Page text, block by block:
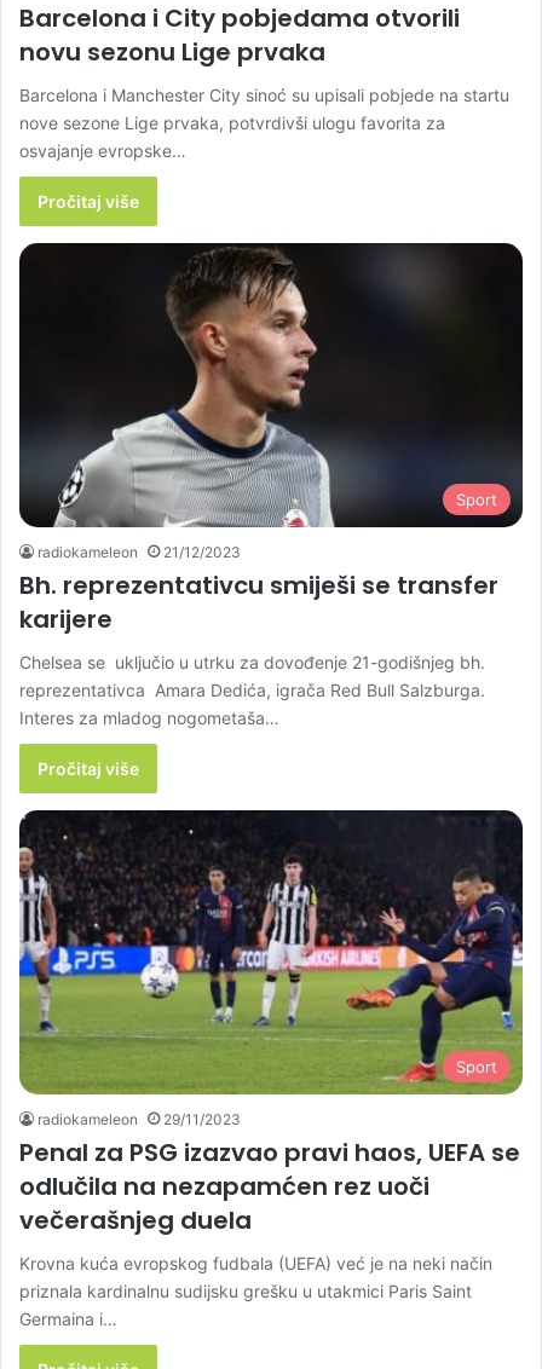
Barcelona i City pobjedama otvorili
novu sezonu Lige prvaka
Barcelona i Manchester City sinoć su upisali pobjede na startu
nove sezone Lige prvaka, potvrdivši ulogu favorita za
osvajanje evropske…
Pročitaj više
Sport
radiokameleon 21/12/2023
Bh. reprezentativcu smiješi se transfer
karijere
Chelsea se uključio u utrku za dovođenje 21-godišnjeg bh.
reprezentativca Amara Dedića, igrača Red Bull Salzburga.
Interes za mladog nogometaša…
Pročitaj više
Sport
radiokameleon 29/11/2023
Penal za PSG izazvao pravi haos, UEFA se
odlučila na nezapamćen rez uoči
večerašnjeg duela
Krovna kuća evropskog fudbala (UEFA) već je na neki način
priznala kardinalnu sudijsku grešku u utakmici Paris Saint
Germaina i…